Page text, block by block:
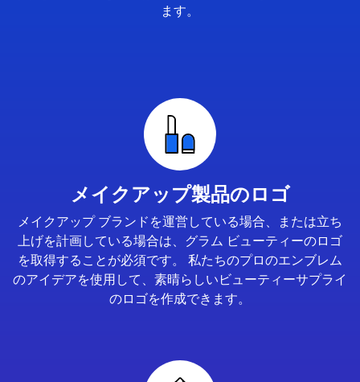
ます。
メイクアップ製品のロゴ
メイクアップ ブランドを運営している場合、または立ち
上げを計画している場合は、グラム ビューティーのロゴ
を取得することが必須です。 私たちのプロのエンブレム
のアイデアを使用して、素晴らしいビューティーサプライ
のロゴを作成できます。